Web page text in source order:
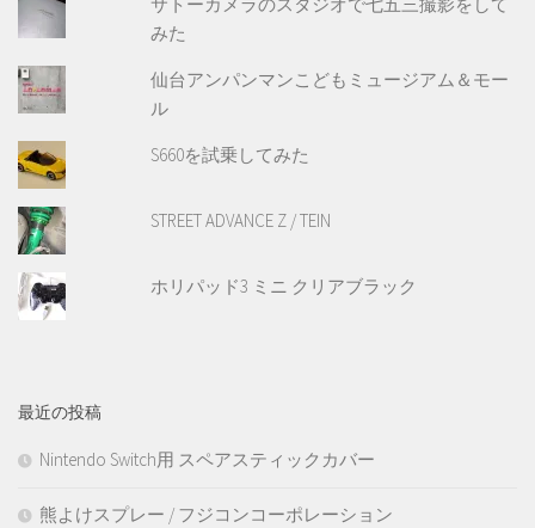
みた
仙台アンパンマンこどもミュージアム＆モー
ル
S660を試乗してみた
STREET ADVANCE Z / TEIN
ホリパッド3 ミニ クリアブラック
最近の投稿
Nintendo Switch用 スペアスティックカバー
熊よけスプレー / フジコンコーポレーション